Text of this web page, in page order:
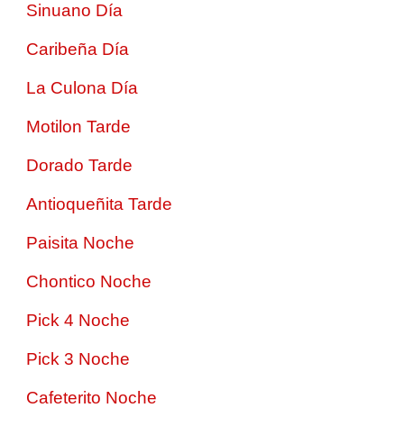
Sinuano Día
Caribeña Día
La Culona Día
Motilon Tarde
Dorado Tarde
Antioqueñita Tarde
Paisita Noche
Chontico Noche
Pick 4 Noche
Pick 3 Noche
Cafeterito Noche